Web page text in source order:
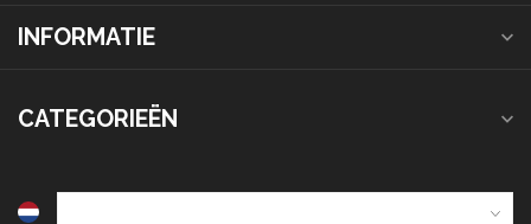
INFORMATIE
CATEGORIEËN